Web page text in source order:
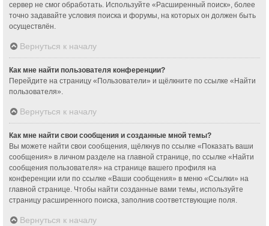
сервер не смог обработать. Используйте «Расширенный поиск», более
точно задавайте условия поиска и форумы, на которых он должен быть
осуществлён.
Вернуться к началу
Как мне найти пользователя конференции?
Перейдите на страницу «Пользователи» и щёлкните по ссылке «Найти
пользователя».
Вернуться к началу
Как мне найти свои сообщения и созданные мной темы?
Вы можете найти свои сообщения, щёлкнув по ссылке «Показать ваши
сообщения» в личном разделе на главной странице, по ссылке «Найти
сообщения пользователя» на странице вашего профиля на
конференции или по ссылке «Ваши сообщения» в меню «Ссылки» на
главной странице. Чтобы найти созданные вами темы, используйте
страницу расширенного поиска, заполнив соответствующие поля.
Вернуться к началу